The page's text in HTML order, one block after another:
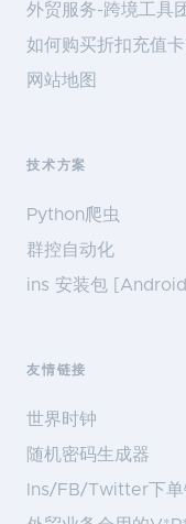
外贸服务-跨境工具
如何购买折扣充值
网站地图
技术方案
Python爬虫
群控自动化
ins 安装包 [Android
友情链接
世界时钟
随机密码生成器
Ins/FB/Twitter下单